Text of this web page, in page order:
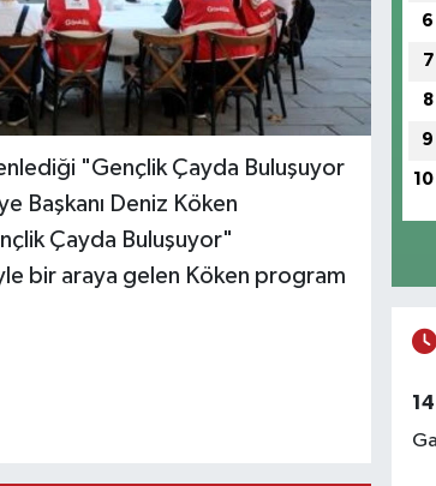
"Gençlik Çayda Buluşuyor
Başkanı Deniz Köken
Çayda Buluşuyor"
bir araya gelen Köken program
6
7
8
9
10